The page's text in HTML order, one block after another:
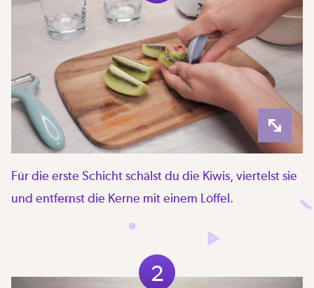
Für die erste Schicht schälst du die Kiwis, viertelst sie
und entfernst die Kerne mit einem Löffel.
2